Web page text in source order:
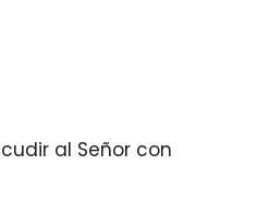
al Señor con